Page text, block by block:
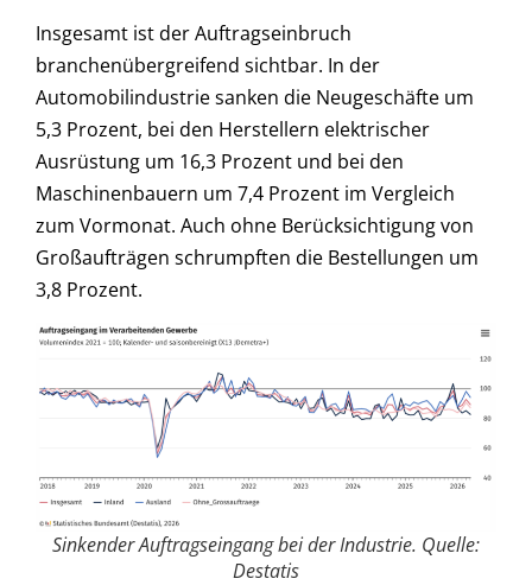
Insgesamt ist der Auftragseinbruch
branchenübergreifend sichtbar. In der
Automobilindustrie sanken die Neugeschäfte um
5,3 Prozent, bei den Herstellern elektrischer
Ausrüstung um 16,3 Prozent und bei den
Maschinenbauern um 7,4 Prozent im Vergleich
zum Vormonat. Auch ohne Berücksichtigung von
Großaufträgen schrumpften die Bestellungen um
3,8 Prozent.
Sinkender Auftragseingang bei der Industrie. Quelle:
Destatis